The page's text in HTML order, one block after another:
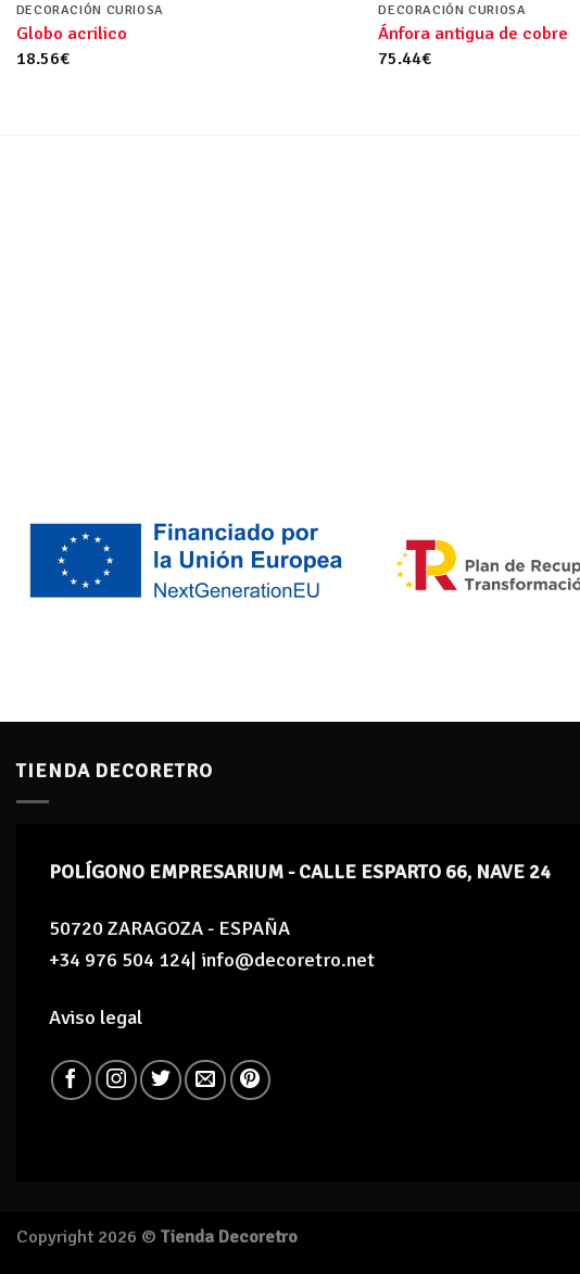
DECORACIÓN CURIOSA
Globo acrilico
18.56€
DECORACIÓN CURIOSA
Ánfora antigua de cobre
75.44€
TIENDA DECORETRO
POLÍGONO EMPRESARIUM - CALLE ESPARTO 66, NAVE 24
50720 ZARAGOZA - ESPAÑA
+34 976 504 124| info@decoretro.net
Aviso legal
Copyright 2026 © Tienda Decoretro